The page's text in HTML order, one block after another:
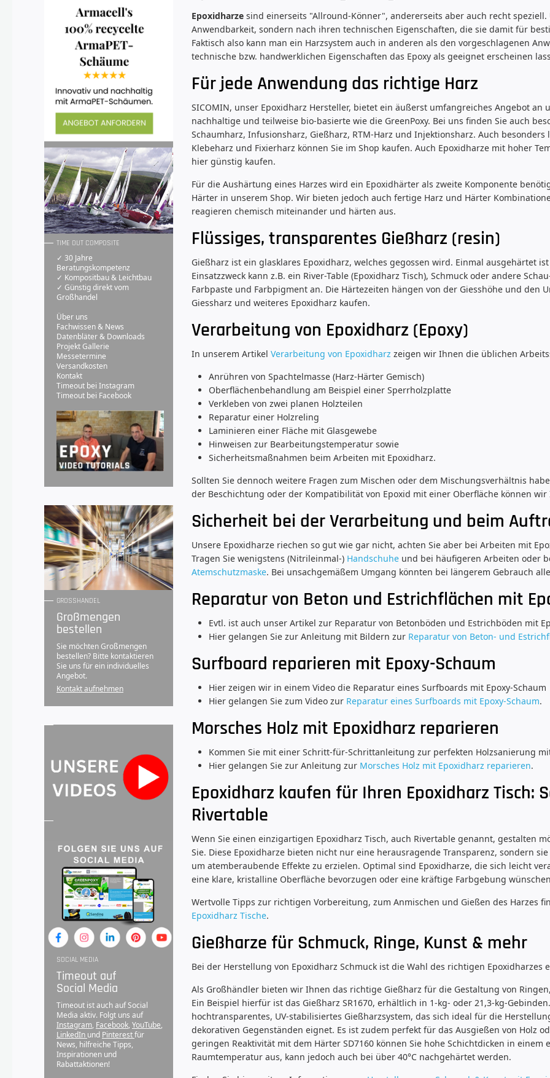
Epoxidharze sind einerseits "Allround-Könner", andererseits aber auch recht
Anwendbarkeit, sondern nach ihren technischen Eigenschaften, die sie damit für
Faktisch also kann man ein Harzsystem auch in anderen als den vorgeschlagenen
technische bzw. handwerklichen Eigenschaften das Epoxy als geeignet erscheinen
Für jede Anwendung das richtige Harz
SICOMIN, unser Epoxidharz Hersteller, bietet ein äußerst umfangreiches Angebot
nachhaltige und teilweise bio-basierte wie die GreenPoxy. Bei uns finden Sie auch
Schaumharz, Infusionsharz, Gießharz, RTM-Harz und Injektionsharz. Auch
Klebeharz und Fixierharz können Sie im Shop kaufen. Auch Epoxidharze mit hoher
hier günstig kaufen.
Für die Aushärtung eines Harzes wird ein Epoxidhärter als zweite Komponente
Härter in unserem Shop. Wir bieten jedoch auch fertige Harz und Härter
reagieren chemisch miteinander und härten aus.
Flüssiges, transparentes Gießharz (resin)
Gießharz ist ein glasklares Epoxidharz, welches gegossen wird. Einmal ausgehärtet
Einsatzzweck kann z.B. ein River-Table (Epoxidharz Tisch), Schmuck oder andere
Farbpaste und Farbpigment an. Die Härtezeiten hängen von der Giesshöhe und den
Giessharz und weiteres Epoxidharz kaufen.
Verarbeitung von Epoxidharz (Epoxy)
In unserem Artikel Verarbeitung von Epoxidharz zeigen wir Ihnen die üblichen
Anrühren von Spachtelmasse (Harz-Härter Gemisch)
Oberflächenbehandlung am Beispiel einer Sperrholzplatte
Verkleben von zwei planen Holzteilen
Reparatur einer Holzreling
Laminieren einer Fläche mit Glasgewebe
Hinweisen zur Bearbeitungstemperatur sowie
Sicherheitsmaßnahmen beim Arbeiten mit Epoxidharz.
Sollten Sie dennoch weitere Fragen zum Mischen oder dem Mischungsverhältnis
der Beschichtung oder der Kompatibilität von Epoxid mit einer Oberfläche können
Sicherheit bei der Verarbeitung und beim
Unsere Epoxidharze riechen so gut wie gar nicht, achten Sie aber bei Arbeiten mit
Tragen Sie wenigstens (Nitrileinmal-) Handschuhe und bei häufigeren Arbeiten oder
Atemschutzmaske. Bei unsachgemäßem Umgang könnten bei längerem Gebrauch
Reparatur von Beton und Estrichflächen mit
Evtl. ist auch unser Artikel zur Reparatur von Betonböden und Estrichböden mit
Hier gelangen Sie zur Anleitung mit Bildern zur Reparatur von Beton- und
Surfboard reparieren mit Epoxy-Schaum
Hier zeigen wir in einem Video die Reparatur eines Surfboards mit Epoxy-Schaum
Hier gelangen Sie zum Video zur Reparatur eines Surfboards mit Epoxy-Schaum.
Morsches Holz mit Epoxidharz reparieren
Kommen Sie mit einer Schritt-für-Schrittanleitung zur perfekten Holzsanierung
Hier gelangen Sie zur Anleitung zur Morsches Holz mit Epoxidharz reparieren.
Epoxidharz kaufen für Ihren Epoxidharz Tisch:
Rivertable
Wenn Sie einen einzigartigen Epoxidharz Tisch, auch Rivertable genannt, gestalten
Sie. Diese Epoxidharze bieten nicht nur eine herausragende Transparenz, sondern
um atemberaubende Effekte zu erzielen. Optimal sind Epoxidharze, die sich leicht
eine klare, kristalline Oberfläche bevorzugen oder eine kräftige Farbgebung
Wertvolle Tipps zur richtigen Vorbereitung, zum Anmischen und Gießen des Harzes
Epoxidharz Tische.
Gießharze für Schmuck, Ringe, Kunst & mehr
Bei der Herstellung von Epoxidharz Schmuck ist die Wahl des richtigen
Als Großhändler bieten wir Ihnen das richtige Gießharz für die Gestaltung von
Ein Beispiel hierfür ist das Gießharz SR1670, erhältlich in 1-kg- oder 21,3-kg-
hochtransparentes, UV-stabilisiertes Gießharzsystem, das sich ideal für die
dekorativen Gegenständen eignet. Es ist zudem perfekt für das Ausgießen von Holz
geringen Reaktivität mit dem Härter SD7160 können Sie hohe Schichtdicken in
Raumtemperatur aus, kann jedoch auch bei über 40°C nachgehärtet werden.
TIME OUT COMPOSITE
✓ 30 Jahre
Beratungskompetenz
✓ Kompositbau & Leichtbau
✓ Günstig direkt vom
Großhandel
Über uns
Fachwissen & News
Datenbläter & Downloads
Projekt Gallerie
Messetermine
Versandkosten
Kontakt
Timeout bei Instagram
Timeout bei Facebook
GROSSHANDEL
Großmengen
bestellen
Sie möchten Großmengen
bestellen? Bitte kontaktieren
Sie uns für ein individuelles
Angebot.
Kontakt aufnehmen
SOCIAL MEDIA
Timeout auf
Social Media
Timeout ist auch auf Social
Media aktiv. Folgt uns auf
Instagram, Facebook, YouTube,
LinkedIn und Pinterestfür
News, hilfreiche Tipps,
Inspirationen und
Rabattaktionen!